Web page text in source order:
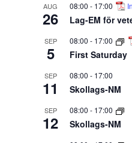
AUG
26
08:00 - 17:00
Lag-EM för
SEP
5
08:00 - 17:00
First Saturday
SEP
11
08:00 - 17:00
Skollags-NM
SEP
12
08:00 - 17:00
Skollags-NM